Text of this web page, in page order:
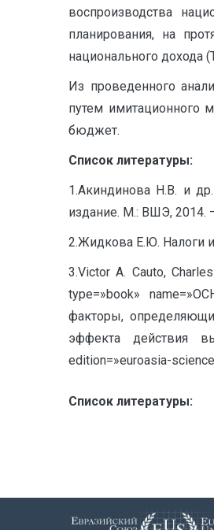
воспроизводства
планирования, на
национального дохода
Из проведенного
путем имитационного
бюджет.
Список литературы:
1.Акиндинова Н.В. и
издание. М.: ВШЭ, 2014.
2.Жидкова Е.Ю. Налоги
3.Victor A. Cauto,
type=»book»
факторы,
эффекта действия
edition=»euroasia-
Список литературы: